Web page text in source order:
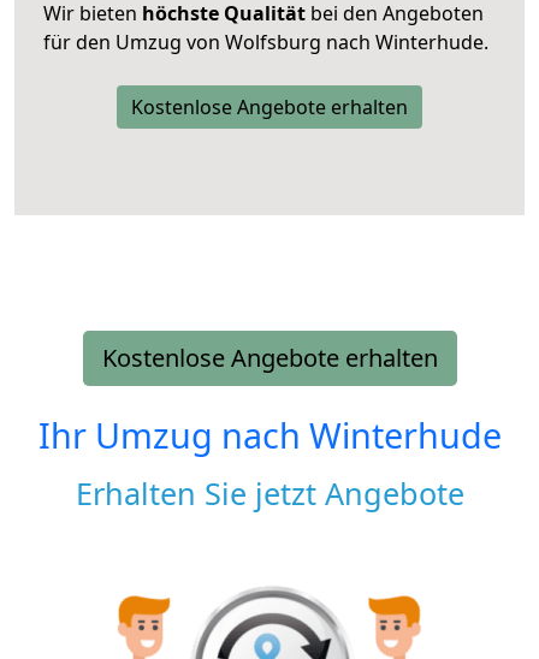
Wir bieten höchste Qualität bei den Angeboten
für den Umzug von Wolfsburg nach Winterhude.
Kostenlose Angebote erhalten
Kostenlose Angebote erhalten
Ihr Umzug nach Winterhude
Erhalten Sie jetzt Angebote